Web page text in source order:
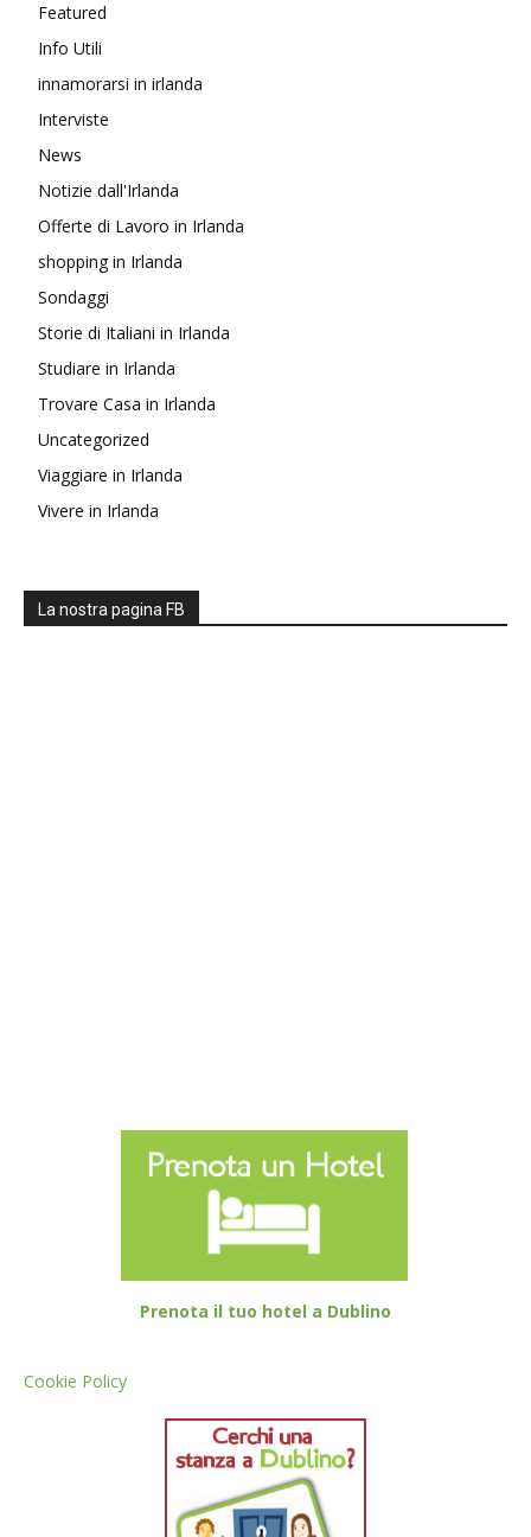
Featured
Info Utili
innamorarsi in irlanda
Interviste
News
Notizie dall'Irlanda
Offerte di Lavoro in Irlanda
shopping in Irlanda
Sondaggi
Storie di Italiani in Irlanda
Studiare in Irlanda
Trovare Casa in Irlanda
Uncategorized
Viaggiare in Irlanda
Vivere in Irlanda
La nostra pagina FB
Prenota il tuo hotel a Dublino
Cookie Policy